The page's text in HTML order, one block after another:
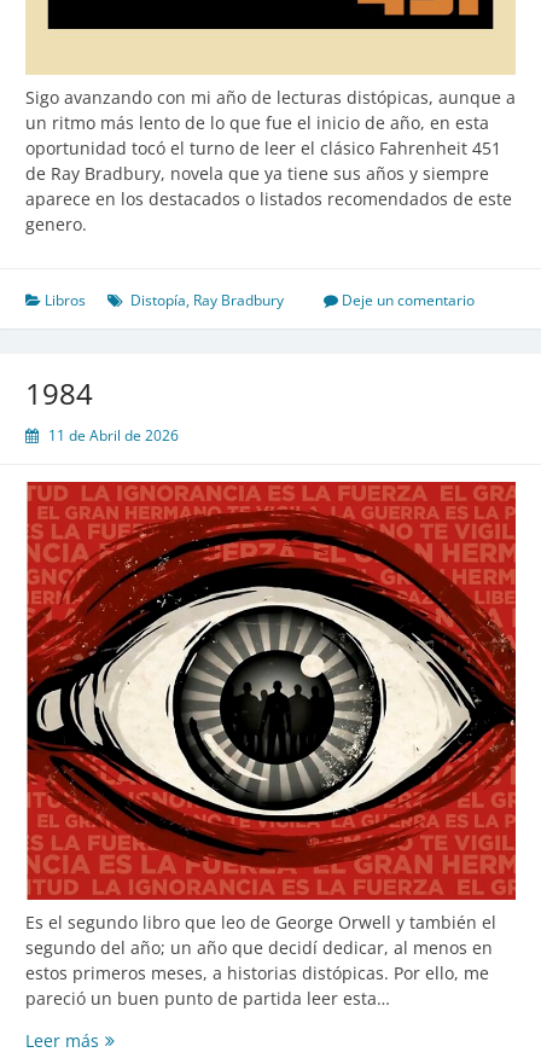
Sigo avanzando con mi año de lecturas distópicas, aunque a
un ritmo más lento de lo que fue el inicio de año, en esta
oportunidad tocó el turno de leer el clásico Fahrenheit 451
de Ray Bradbury, novela que ya tiene sus años y siempre
aparece en los destacados o listados recomendados de este
genero.
Libros Distopía, Ray Bradbury Deje un comentario
1984
11 de Abril de 2026
Es el segundo libro que leo de George Orwell y también el
segundo del año; un año que decidí dedicar, al menos en
estos primeros meses, a historias distópicas. Por ello, me
pareció un buen punto de partida leer esta…
Leer más 1984